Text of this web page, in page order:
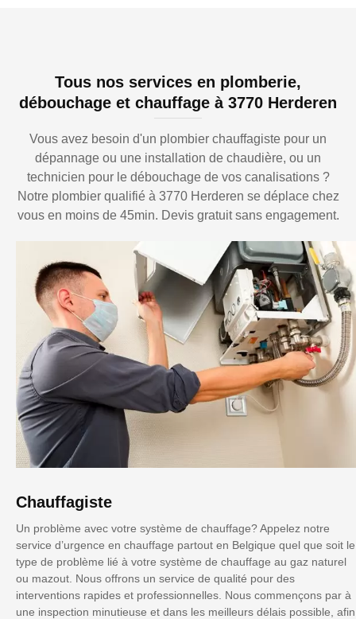
Tous nos services en plomberie,
débouchage et chauffage à 3770 Herderen
Vous avez besoin d'un plombier chauffagiste pour un
dépannage ou une installation de chaudière, ou un
technicien pour le débouchage de vos canalisations ?
Notre plombier qualifié à 3770 Herderen se déplace chez
vous en moins de 45min. Devis gratuit sans engagement.
Chauffagiste
Un problème avec votre système de chauffage? Appelez notre
service d’urgence en chauffage partout en Belgique quel que soit le
type de problème lié à votre système de chauffage au gaz naturel
ou mazout. Nous offrons un service de qualité pour des
interventions rapides et professionnelles. Nous commençons par à
une inspection minutieuse et dans les meilleurs délais possible, afin